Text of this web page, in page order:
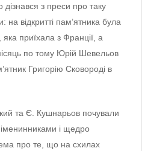
з преси про таку
на відкритті пам’ятника була
приїхала з Франції, а
по тому Юрій Шевельов
Григорію Сковороді в
та Є. Кушнарьов почували
іменинниками і щедро
про те, що на схилах